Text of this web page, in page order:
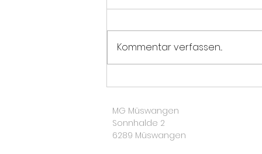
Brass am Bärg
Kommentar verfassen...
MG Müswangen
Sonnhalde 2
6289 Müswangen